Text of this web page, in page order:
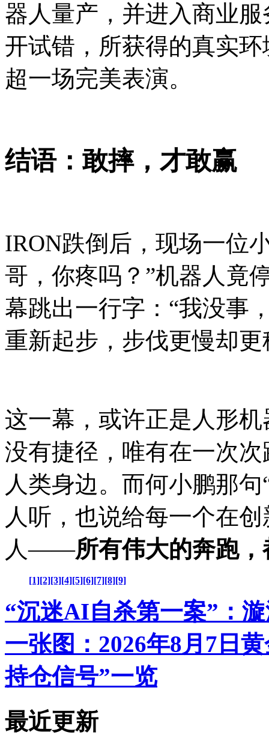
器人量产，并进入商业
开试错，所获得的真实
超一场完美表演。
结语：敢摔，才敢赢
IRON跌倒后，现场一位
哥，你疼吗？”机器人竟
幕跳出一行字：“我没事
重新起步，步伐更慢却更
这一幕，或许正是人形
没有捷径，唯有在一次
人类身边。而何小鹏那
人听，也说给每一个在
人——所有伟大的奔跑
[1][2][3][4][5][6][7][8][9]
“沉迷AI自杀第一案”：
一张图：2026年8月7日
持仓信号”一览
最近更新